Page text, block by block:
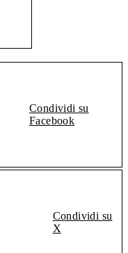
Condividi su
Facebook
Condividi su
X